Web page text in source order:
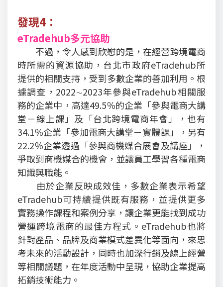
發現4：
eTradehub多元協助
不過，令人感到欣慰的是，在經營跨境電商
時所需的資源協助，台北市政府eTradehub所
提供的相關支持，受到多數企業的善加利用。根
據調查，2022∼2023年參與eTradehub相關服
務的企業中，高達49.5％的企業「參與電商大講
堂－線上課」及「台北跨境電商年會」，也有
34.1％企業「參加電商大講堂－實體課」，另有
22.2％企業透過「參與商機媒合展會及講座」，
爭取到商機媒合的機會，並讓員工學習各種電商
知識與職能。
由於企業反映成效佳，多數企業表示希望
eTradehub可持續提供既有服務，並提供更多
實務操作課程和案例分享，讓企業更能找到成功
營運跨境電商的最佳方程式。eTradehub也將
針對產品、品牌及商業模式差異化等面向，來思
考未來的活動設計，同時也加深行銷及線上經營
等相關議題，在年度活動中呈現，協助企業提高
拓銷技術能力。